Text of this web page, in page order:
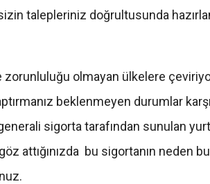
talepleriniz doğrultusunda
zorunluluğu olmayan ülkelere
beklenmeyen durumlar
sigorta tarafından sunulan
attığınızda bu sigortanın neden